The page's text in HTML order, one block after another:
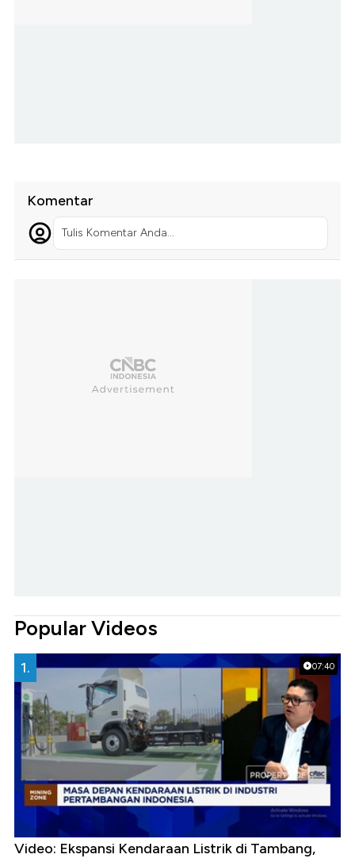
Komentar
Tulis Komentar Anda...
Popular Videos
07:40
1.
Video: Ekspansi Kendaraan Listrik di Tambang,